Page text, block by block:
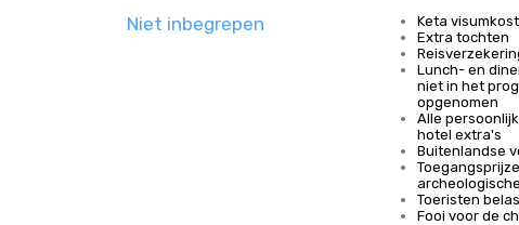
Niet inbegrepen
Keta
Extra tochten
Lunch- en
niet in het
opgenomen
Alle
hotel extra's
Buitenlandse
Toeristen
Fooi voor de